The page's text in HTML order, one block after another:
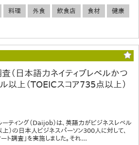
料理 外食 飲食店 食材 健康
（日本語力ネイティブレベルかつ
以上（TOEICスコア735点以上）
ーティング（Daijob）は、英語力がビジネスレベル
）の日本人ビジネスパーソン300人に対して、
ト調査」を実施しました。それ...